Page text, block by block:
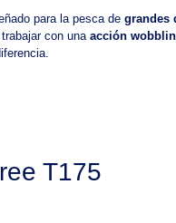
para la pesca de grandes
trabajar con una acción
T175